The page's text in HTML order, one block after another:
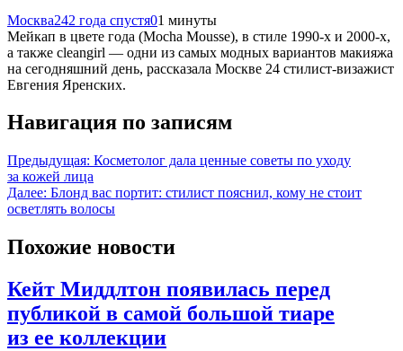
Москва242 года спустя01 минуты
Мейкап в цвете года (Mocha Mousse), в стиле 1990-х и 2000-х,
а также cleangirl — одни из самых модных вариантов макияжа
на сегодняшний день, рассказала Москве 24 стилист-визажист
Евгения Яренских.
Навигация по записям
Предыдущая: Косметолог дала ценные советы по уходу
за кожей лица
Далее: Блонд вас портит: стилист пояснил, кому не стоит
осветлять волосы
Похожие новости
Кейт Миддлтон появилась перед
публикой в самой большой тиаре
из ее коллекции